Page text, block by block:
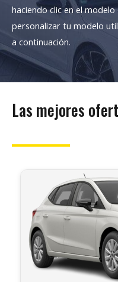
haciendo clic en el
personalizar tu modelo
a continuación.
Las mejores